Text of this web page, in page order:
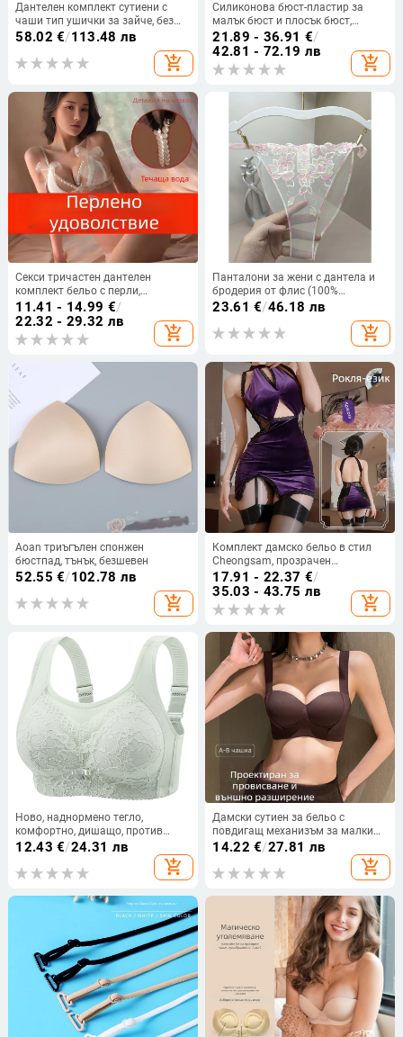
Дантелен комплект сутиени с
чаши тип ушички за зайче, без
оформени чашки, стягащ ефект,
58.02 €/113.48 лв
add_shopping_cart
Силиконова бюст-пластир за
малък бюст и плосък бюст,
удебелен, невидим при носене, за
сватбени фотосесии
21.89 - 36.91 €/
42.81 - 72.19 лв
add_shopping_cart
Секси тричастен дантелен
комплект бельо с перли,
прозрачен дизайн и открита
интимна зона
11.41 - 14.99 €/
22.32 - 29.32 лв
add_shopping_cart
Панталони за жени с дантела и
бродерия от флис (100%
полиестер, 3D ефект, ниска талия,
подплата от бамбуково влакно)
23.61 €/46.18 лв
add_shopping_cart
Aoan триъгълен спонжен
бюстпад, тънък, безшевен
52.55 €/102.78 лв
add_shopping_cart
Комплект дамско бельо в стил
Cheongsam, прозрачен
полиестер, съдържание
полиестер 90-95%, за жени
17.91 - 22.37 €/
35.03 - 43.75 лв
add_shopping_cart
Ново, наднормено тегло,
комфортно, дишащо, против
бягане, леко, без тръбички, без
стоманени пръстени, красив гръб,
сутиен без стоманени пръстени
12.43 €/24.31 лв
add_shopping_cart
Дамски сутиен за бельо с
повдигащ механизъм за малки
гърди, голям, против увисване,
регулируем, без стоманени
пръстени, без маркировки
14.22 €/27.81 лв
add_shopping_cart